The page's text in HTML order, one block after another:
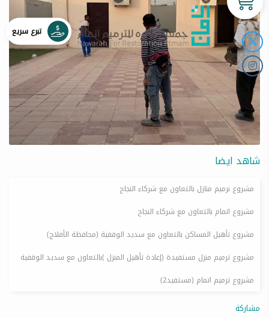
شاهد ايضا
مشروع نرميم منازل بالتعاون مع شركاء النجاح
مشروع اتمام بالتعاون مع شركاء النجاح
مشروع تأهيل المساكن بالتعاون مع سديد الوقفية (محافظة الأفلاج)
مشروع ترميم منزل مستفيدة (إعادة تأهيل المنزل )بالتعاون مع سديد الوقفية
مشروع ترميم اتمام (مستفيد2)
مشاركة
تبرع سريع